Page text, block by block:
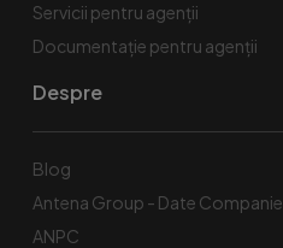
Servicii pentru agenții
Documentație pentru agenții
Despre
Blog
Antena Group - Date Companie
ANPC